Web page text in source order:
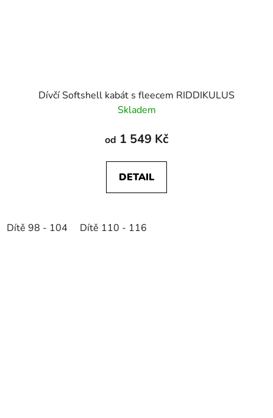
Dívčí Softshell kabát s fleecem RIDDIKULUS
Skladem
od 1 549 Kč
DETAIL
Dítě 98 - 104 Dítě 110 - 116